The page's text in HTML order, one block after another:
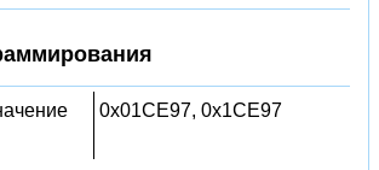
0x01CE97, 0x1CE97